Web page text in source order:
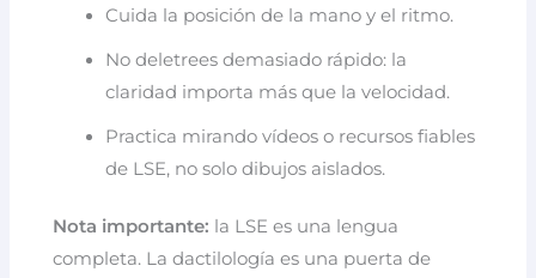
Cuida la posición de la mano y el ritmo.
No deletrees demasiado rápido: la
claridad importa más que la velocidad.
Practica mirando vídeos o recursos fiables
de LSE, no solo dibujos aislados.
Nota importante: la LSE es una lengua
completa. La dactilología es una puerta de